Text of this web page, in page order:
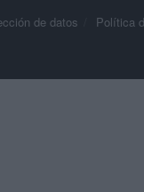
de datos Política